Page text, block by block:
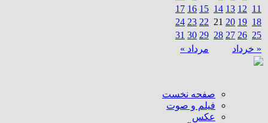
« خرداد مرداد »
11
12
13
14
15
16
17
18
19
20
21
22
23
24
25
26
27
28
29
30
31
صفحه نخست
فیلم و صوت
عکس